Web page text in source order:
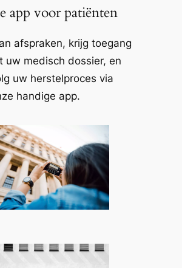
app voor patiënten
afspraken, krijg toegang
uw medisch dossier, en
uw herstelproces via
handige app.